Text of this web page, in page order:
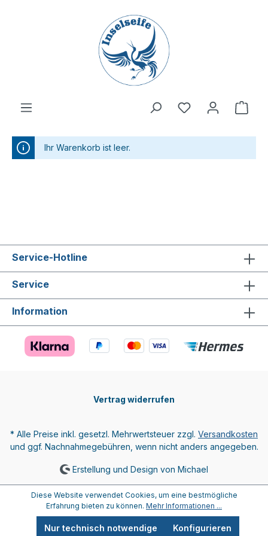
Ihr Warenkorb ist leer.
Service-Hotline
Service
Information
Vertrag widerrufen
* Alle Preise inkl. gesetzl. Mehrwertsteuer zzgl. Versandkosten
und ggf. Nachnahmegebühren, wenn nicht anders angegeben.
Erstellung und Design von Michael
Diese Website verwendet Cookies, um eine bestmögliche
Erfahrung bieten zu können. Mehr Informationen ...
Nur technisch notwendige Konfigurieren